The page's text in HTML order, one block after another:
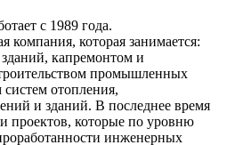
с 1989 года.
компания, которая занимается:
капремонтом и
промышленных
отопления,
и зданий. В последнее время
проектов, которые по уровню
инженерных